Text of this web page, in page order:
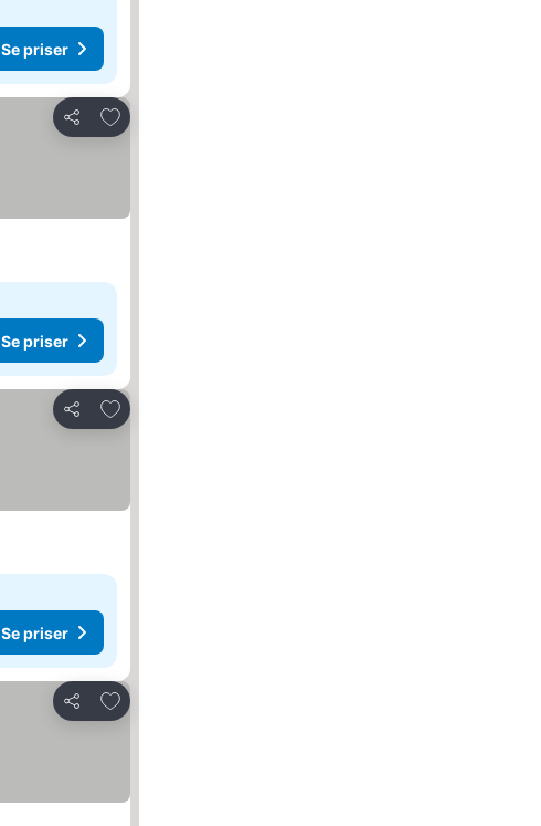
Se priser
Del
Legg til i favoritter
Se priser
Del
Legg til i favoritter
Se priser
Del
Legg til i favoritter